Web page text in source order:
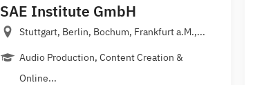
SAE Institute GmbH
Stuttgart, Berlin, Bochum, Frankfurt a.M.,...
Audio Production, Content Creation &
Online...